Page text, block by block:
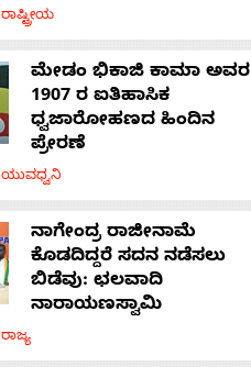
ರಾಷ್ಟ್ರೀಯ
ಮೇಡಂ ಭಿಕಾಜಿ ಕಾಮಾ ಅವರ
1907 ರ ಐತಿಹಾಸಿಕ
ಧ್ವಜಾರೋಹಣದ ಹಿಂದಿನ
ಪ್ರೇರಣೆ
ಯುವಧ್ವನಿ
ನಾಗೇಂದ್ರ ರಾಜೀನಾಮೆ
ಕೊಡದಿದ್ದರೆ ಸದನ ನಡೆಸಲು
ಬಿಡೆವು: ಛಲವಾದಿ
ನಾರಾಯಣಸ್ವಾಮಿ
ರಾಜ್ಯ